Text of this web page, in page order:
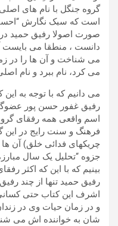
گروه جنگل با نام های
است که سبک نگارش
صورت اصولا رفیق حمید در
دانست ، منطقا می بایست
می شناخت و آن ها را در
می کرد، نام ببرد و نام
می دانیم که با توجه به
رفیق غفور حسن پور
اسم واقعی همه رفقای
فرهنگ و سنت رایج در
چریکهای فدائی خلق) آن
جزوه “تحلیل یک سال
بینیم که با این که اکثر
رفیق حمید تنها از چند
اشرف این کتاب حتی
و در زمان حیات وی در
شان به خواننده اش می